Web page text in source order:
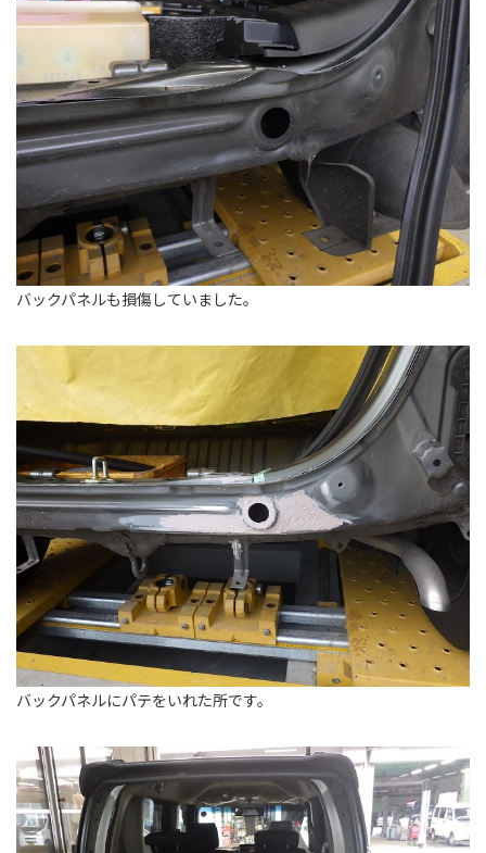
バックパネルも損傷していました。
バックパネルにパテをいれた所です。